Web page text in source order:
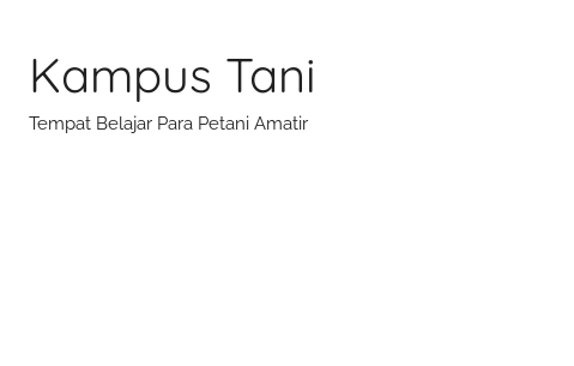
content
Kampus Tani
Tempat Belajar Para Petani Amatir